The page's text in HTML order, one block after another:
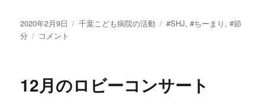
投
稿
2020年2月9日
カ
千葉こども病院の活動
タ
#SHJ,#ちーまり ,#節
分
2
し
コメント
12月のロビーコンサート